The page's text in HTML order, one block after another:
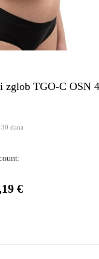
zglob TGO-C OSN
dana
€